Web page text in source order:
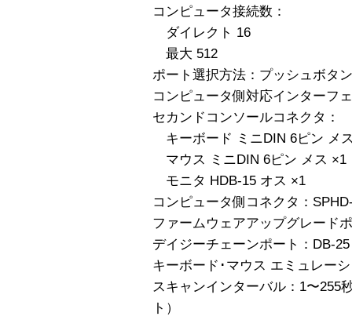
コンピュータ接続数：
ダイレクト 16
最大 512
ポート選択方法：プッシュボタ
コンピュータ側対応インターフ
セカンドコンソールコネクタ：
キーボード ミニDIN 6ピン メ
マウス ミニDIN 6ピン メス ×1
モニタ HDB-15 オス ×1
コンピュータ側コネクタ：
ファームウェアアップグレード
デイジーチェーンポート：DB-
キーボード･マウス エミュレー
スキャンインターバル：1〜255
ト）